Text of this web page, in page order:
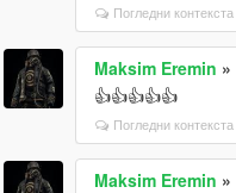
Погледни контекста
Maksim Eremin »
👍👍👍👍👍
Погледни контекста
Maksim Eremin »